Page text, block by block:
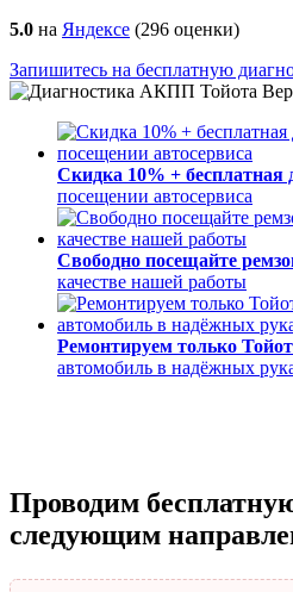
5.0 на Яндексе (296 оценки)
Запишитесь на бесплатную
Скидка 10% + бесплатная
посещении автосервиса
Свободно посещайте
качестве нашей работы
Ремонтируем только
автомобиль в надёжных
Проводим
следующим